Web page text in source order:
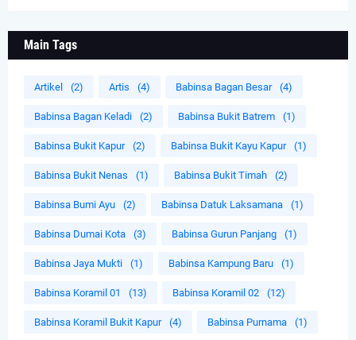
Main Tags
Artikel (2) Artis (4) Babinsa Bagan Besar (4)
Babinsa Bagan Keladi (2) Babinsa Bukit Batrem (1)
Babinsa Bukit Kapur (2) Babinsa Bukit Kayu Kapur (1)
Babinsa Bukit Nenas (1) Babinsa Bukit Timah (2)
Babinsa Bumi Ayu (2) Babinsa Datuk Laksamana (1)
Babinsa Dumai Kota (3) Babinsa Gurun Panjang (1)
Babinsa Jaya Mukti (1) Babinsa Kampung Baru (1)
Babinsa Koramil 01 (13) Babinsa Koramil 02 (12)
Babinsa Koramil Bukit Kapur (4) Babinsa Purnama (1)